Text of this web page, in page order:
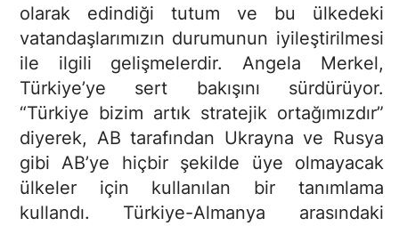
olarak edindiği tutum ve bu ülkedeki
vatandaşlarımızın durumunun iyileştirilmesi
ile ilgili gelişmelerdir. Angela Merkel,
Türkiye’ye sert bakışını sürdürüyor.
“Türkiye bizim artık stratejik ortağımızdır”
diyerek, AB tarafından Ukrayna ve Rusya
gibi AB’ye hiçbir şekilde üye olmayacak
ülkeler için kullanılan bir tanımlama
kullandı. Türkiye-Almanya arasındaki